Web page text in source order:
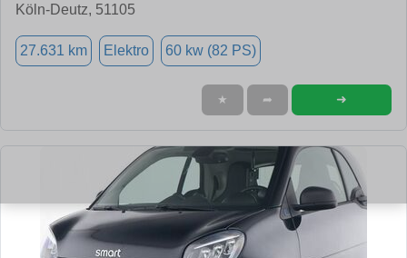
Köln-Deutz, 51105
27.631 km Elektro 60 kw (82 PS)
★ ➦ ➜